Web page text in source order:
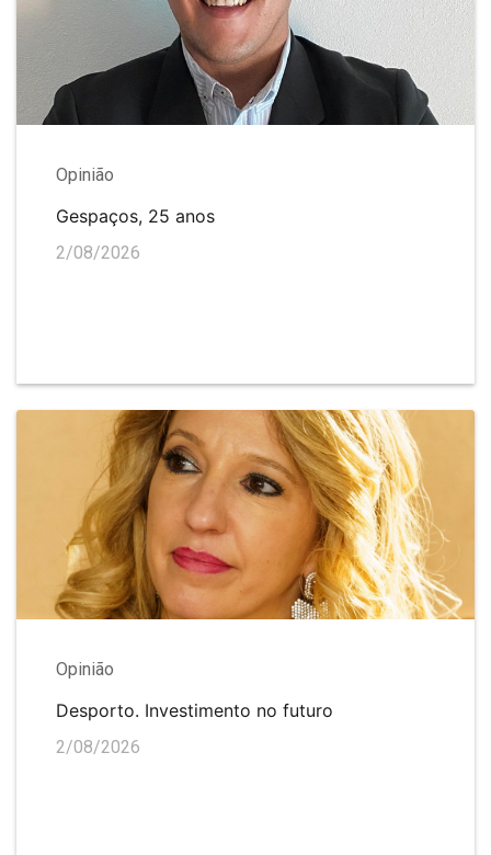
Opinião
Gespaços, 25 anos
2/08/2026
Opinião
Desporto. Investimento no futuro
2/08/2026